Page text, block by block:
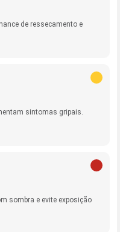
de ressecamento e
sintomas gripais.
sombra e evite exposição